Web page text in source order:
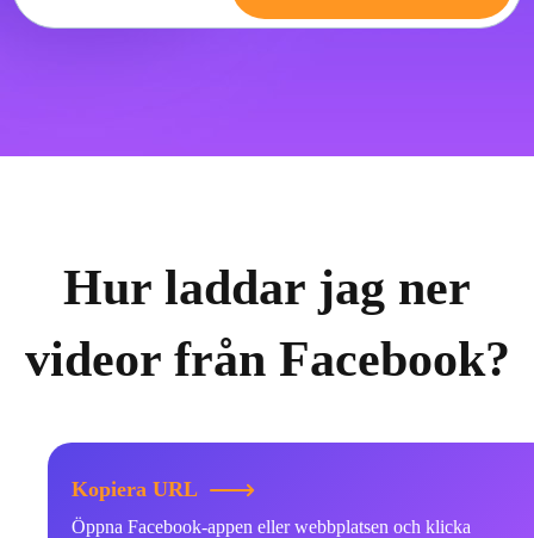
Hur laddar jag ner
videor från Facebook?
Kopiera URL
Öppna Facebook-appen eller webbplatsen och klicka